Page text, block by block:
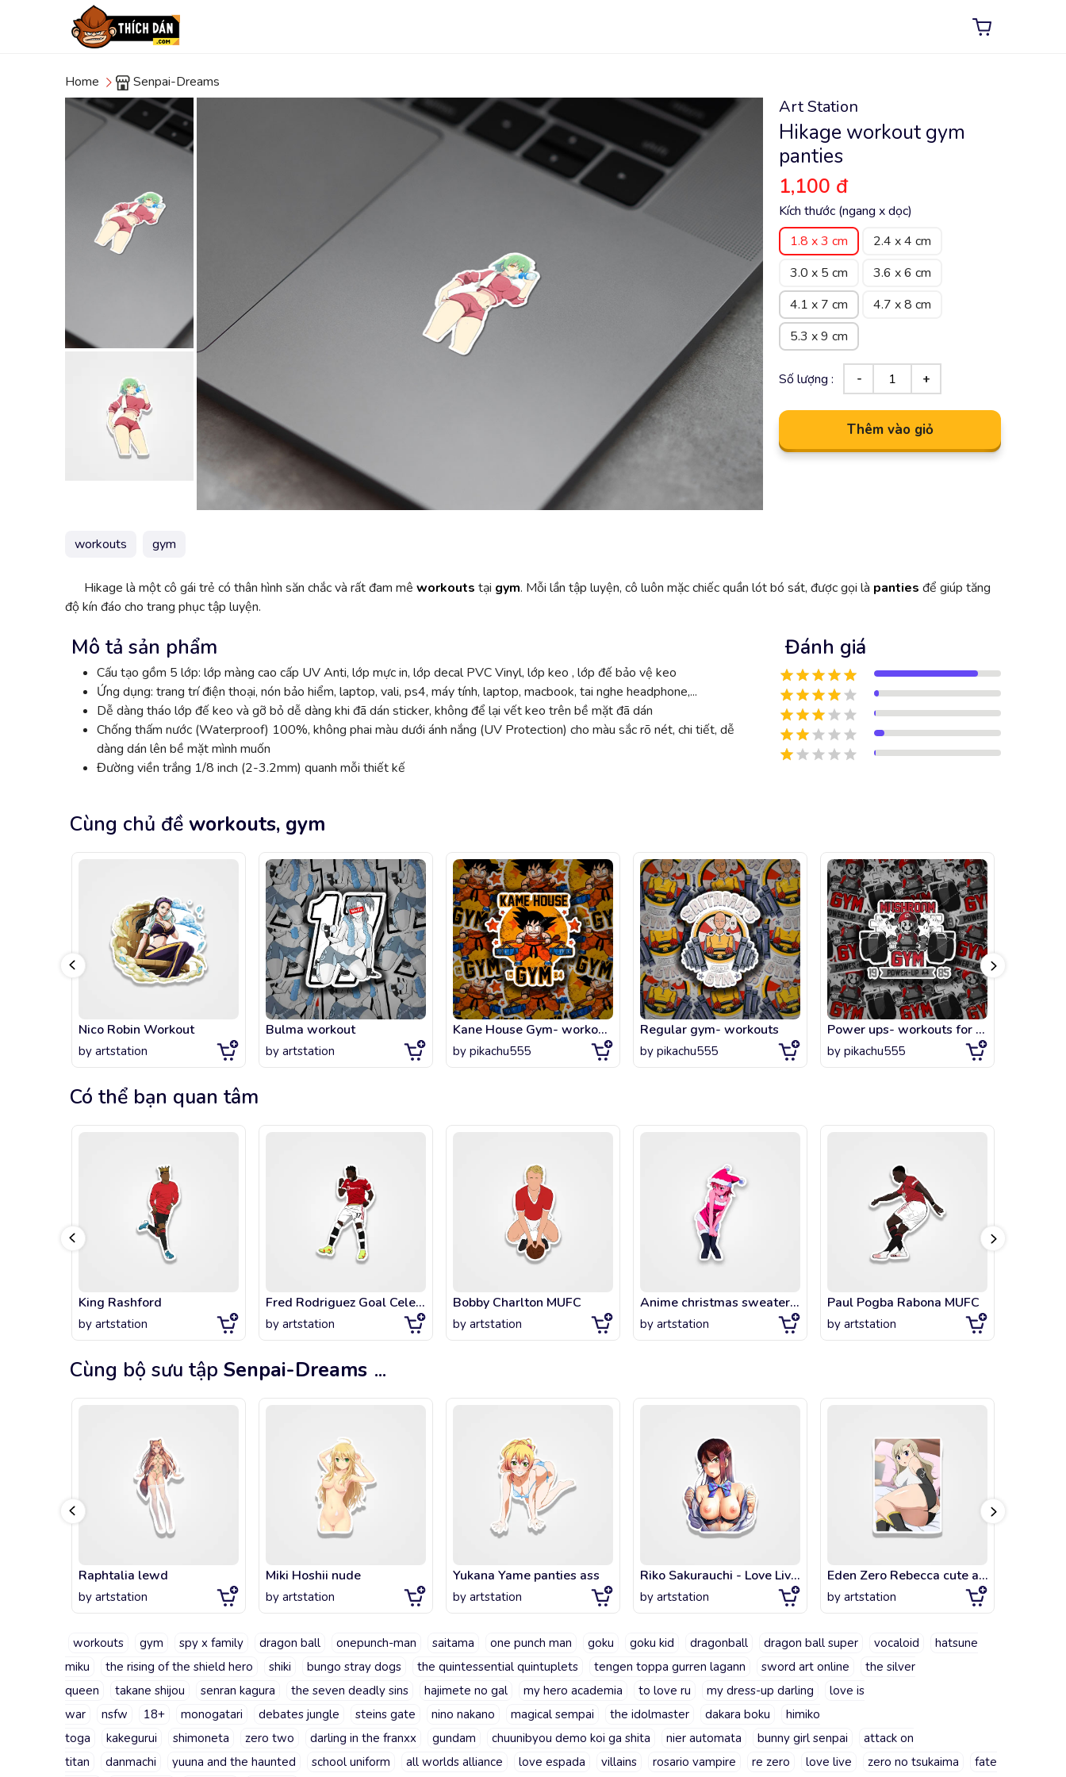
Home Senpai-Dreams
Art Station
Hikage workout gym
panties
1,100 đ
Kích thước (ngang x dọc)
1.8 x 3 cm
2.4 x 4 cm
3.0 x 5 cm
3.6 x 6 cm
4.1 x 7 cm
4.7 x 8 cm
5.3 x 9 cm
Số lượng :
Thêm vào giỏ
workouts gym
Hikage là một cô gái trẻ có thân hình săn chắc và rất đam mê workouts tại gym. Mỗi lần tập luyện, cô luôn mặc chiếc quần lót bó sát, được gọi là panties để giúp tăng
độ kín đáo cho trang phục tập luyện.
Mô tả sản phẩm
Cấu tạo gồm 5 lớp: lớp màng cao cấp UV Anti, lớp mực in, lớp decal PVC Vinyl, lớp keo , lớp đế bảo vệ keo
Ứng dụng: trang trí điện thoại, nón bảo hiểm, laptop, vali, ps4, máy tính, laptop, macbook, tai nghe headphone,...
Dễ dàng tháo lớp đế keo và gỡ bỏ dễ dàng khi đã dán sticker, không để lại vết keo trên bề mặt đã dán
Chống thấm nước (Waterproof) 100%, không phai màu dưới ánh nắng (UV Protection) cho màu sắc rõ nét, chi tiết, dễ
dàng dán lên bề mặt mình muốn
Đường viền trắng 1/8 inch (2-3.2mm) quanh mỗi thiết kế
Đánh giá
Cùng chủ đề workouts, gym
Nico Robin Workout
by artstation
Bulma workout
by artstation
Kane House Gym- workouts for my queen
by pikachu555
Regular gym- workouts
by pikachu555
Power ups- workouts for my queen
by pikachu555
Có thể bạn quan tâm
King Rashford
by artstation
Fred Rodriguez Goal Celebration 2
by artstation
Bobby Charlton MUFC
by artstation
Anime christmas sweater funny
by artstation
Paul Pogba Rabona MUFC
by artstation
Cùng bộ sưu tập Senpai-Dreams ...
Raphtalia lewd
by artstation
Miki Hoshii nude
by artstation
Yukana Yame panties ass
by artstation
Riko Sakurauchi - Love Live! boobs
by artstation
Eden Zero Rebecca cute ass
by artstation
workouts gym spy x family dragon ball onepunch-man saitama one punch man goku goku kid dragonball dragon ball super vocaloid
hatsune
miku
the rising of the shield hero shiki bungo stray dogs the quintessential quintuplets tengen toppa gurren lagann sword art online
the silver
queen
takane shijou senran kagura the seven deadly sins hajimete no gal my hero academia to love ru my dress-up darling
love is
war
nsfw 18+ monogatari debates jungle steins gate nino nakano magical sempai the idolmaster dakara boku
himiko
toga
kakegurui shimoneta zero two darling in the franxx gundam chuunibyou demo koi ga shita nier automata bunny girl senpai
attack on
titan
danmachi yuuna and the haunted school uniform all worlds alliance love espada villains rosario vampire re zero love live zero no tsukaima fate